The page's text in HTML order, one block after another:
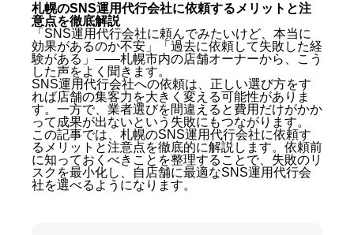
札幌のSNS運用代行会社に依頼するメリットと注
意点を徹底解説
「SNS運用代行会社に頼んでみたいけど、本当に
効果があるのか不安」「過去に依頼して失敗した経
験がある」——札幌市内の店舗オーナーから、こう
した声をよく聞きます。
SNS運用代行会社への依頼は、正しい選び方をす
れば店舗の集客力を大きく変える可能性がありま
す。一方で、業者選びを間違えると費用だけがかか
って成果が出ないという失敗にもつながります。
この記事では、札幌のSNS運用代行会社に依頼す
るメリットと注意点を徹底的に解説します。依頼前
に知っておくべきことを整理することで、失敗のリ
スクを最小化し、自店舗に最適なSNS運用代行会
社を選べるようになります。